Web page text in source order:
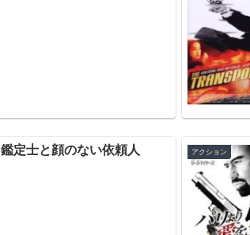
鑑定士と顔のない依頼人 アクション